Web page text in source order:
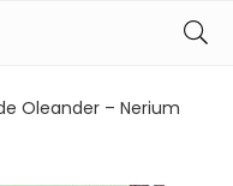
Oleander – Nerium